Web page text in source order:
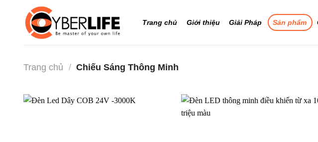
Trang chủ Giới thiệu Giải Pháp Sản phẩm
Trang chủ / Chiếu Sáng Thông Minh